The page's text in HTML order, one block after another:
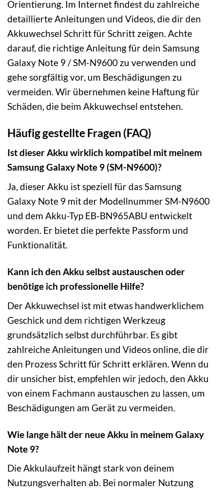
Orientierung. Im Internet findest du zahlreiche
detaillierte Anleitungen und Videos, die dir den
Akkuwechsel Schritt für Schritt zeigen. Achte
darauf, die richtige Anleitung für dein Samsung
Galaxy Note 9 / SM-N9600 zu verwenden und
gehe sorgfältig vor, um Beschädigungen zu
vermeiden. Wir übernehmen keine Haftung für
Schäden, die beim Akkuwechsel entstehen.
Häufig gestellte Fragen (FAQ)
Ist dieser Akku wirklich kompatibel mit meinem
Samsung Galaxy Note 9 (SM-N9600)?
Ja, dieser Akku ist speziell für das Samsung
Galaxy Note 9 mit der Modellnummer SM-N9600
und dem Akku-Typ EB-BN965ABU entwickelt
worden. Er bietet die perfekte Passform und
Funktionalität.
Kann ich den Akku selbst austauschen oder
benötige ich professionelle Hilfe?
Der Akkuwechsel ist mit etwas handwerklichem
Geschick und dem richtigen Werkzeug
grundsätzlich selbst durchführbar. Es gibt
zahlreiche Anleitungen und Videos online, die dir
den Prozess Schritt für Schritt erklären. Wenn du
dir unsicher bist, empfehlen wir jedoch, den Akku
von einem Fachmann austauschen zu lassen, um
Beschädigungen am Gerät zu vermeiden.
Wie lange hält der neue Akku in meinem Galaxy
Note 9?
Die Akkulaufzeit hängt stark von deinem
Nutzungsverhalten ab. Bei normaler Nutzung